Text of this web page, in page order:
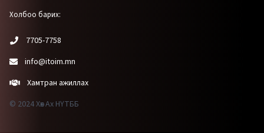
Холбоо барих:
7705-7758
info@itoim.mn
Хамтран ажиллах
© 2024 Хөх Ах НҮТББ